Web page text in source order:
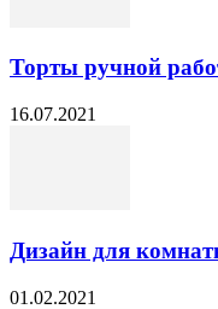
Торты ручной
16.07.2021
Дизайн для
01.02.2021